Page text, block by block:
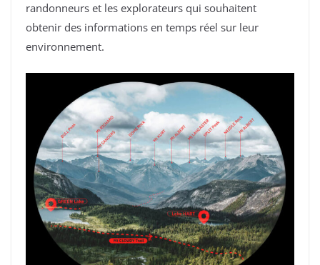
randonneurs et les explorateurs qui souhaitent
obtenir des informations en temps réel sur leur
environnement.